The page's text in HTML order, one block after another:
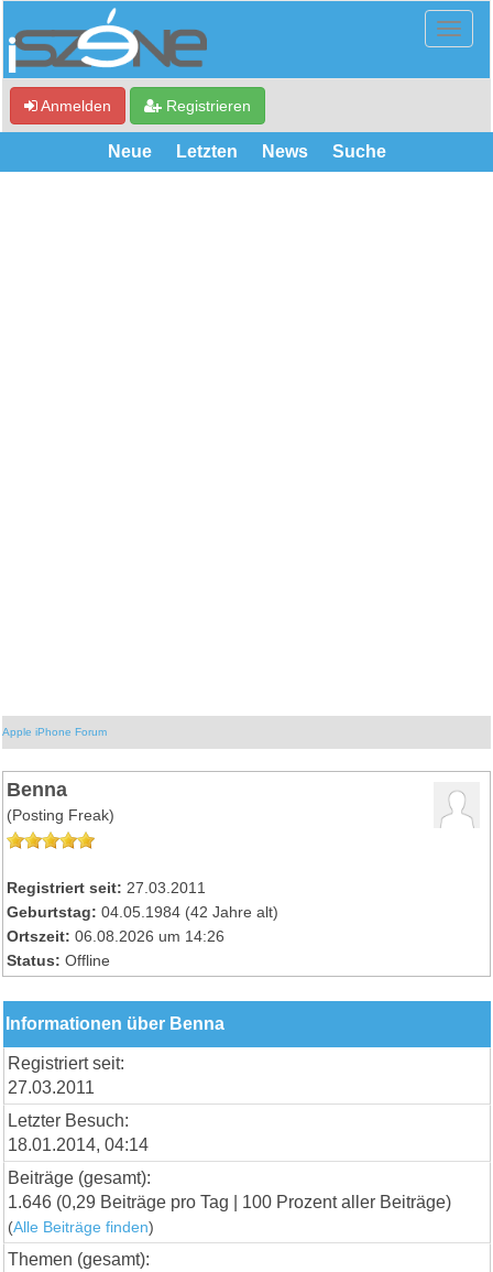
Anmelden Registrieren
Neue Letzten News Suche
Apple iPhone Forum
Benna
(Posting Freak)
Registriert seit: 27.03.2011
Geburtstag: 04.05.1984 (42 Jahre alt)
Ortszeit: 06.08.2026 um 14:26
Status: Offline
Informationen über Benna
Registriert seit:
27.03.2011
Letzter Besuch:
18.01.2014, 04:14
Beiträge (gesamt):
1.646 (0,29 Beiträge pro Tag | 100 Prozent aller Beiträge)
(Alle Beiträge finden)
Themen (gesamt):